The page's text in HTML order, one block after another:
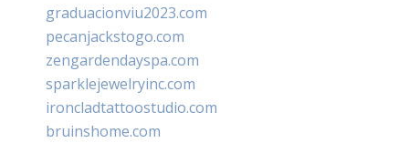
graduacionviu2023.com
pecanjackstogo.com
zengardendayspa.com
sparklejewelryinc.com
ironcladtattoostudio.com
bruinshome.com